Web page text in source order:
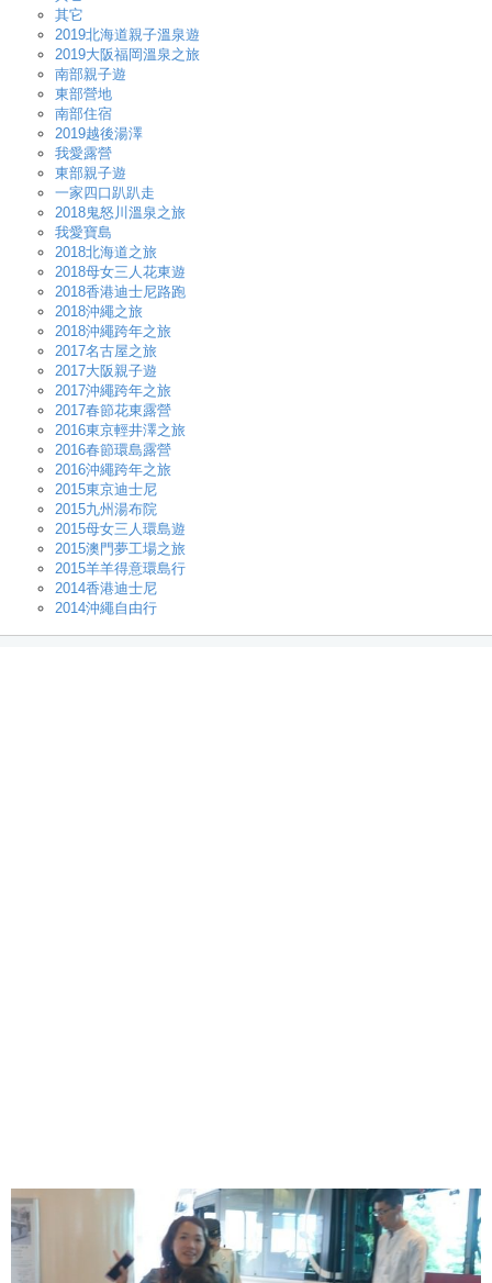
其它
2019北海道親子溫泉遊
2019大阪福岡溫泉之旅
南部親子遊
東部營地
南部住宿
2019越後湯澤
我愛露營
東部親子遊
一家四口趴趴走
2018鬼怒川溫泉之旅
我愛寶島
2018北海道之旅
2018母女三人花東遊
2018香港迪士尼路跑
2018沖繩之旅
2018沖繩跨年之旅
2017名古屋之旅
2017大阪親子遊
2017沖繩跨年之旅
2017春節花東露營
2016東京輕井澤之旅
2016春節環島露營
2016沖繩跨年之旅
2015東京迪士尼
2015九州湯布院
2015母女三人環島遊
2015澳門夢工場之旅
2015羊羊得意環島行
2014香港迪士尼
2014沖繩自由行